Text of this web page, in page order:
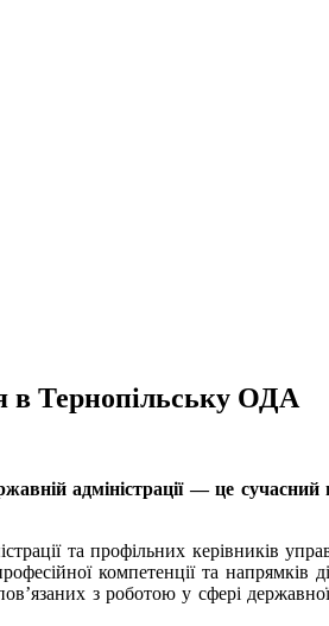
в Тернопільську ОДА
адміністрації — це
та профільних керівників
компетенції та
з роботою у сфері